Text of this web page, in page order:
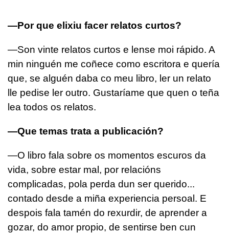
—Por que elixiu facer relatos curtos?
—Son vinte relatos curtos e lense moi rápido. A
min ninguén me coñece como escritora e quería
que, se alguén daba co meu libro, ler un relato
lle pedise ler outro. Gustaríame que quen o teña
lea todos os relatos.
—Que temas trata a publicación?
—O libro fala sobre os momentos escuros da
vida, sobre estar mal, por relacións
complicadas, pola perda dun ser querido...
contado desde a miña experiencia persoal. E
despois fala tamén do rexurdir, de aprender a
gozar, do amor propio, de sentirse ben cun